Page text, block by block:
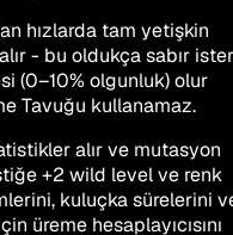
hızlarda tam yetişkin
- bu oldukça sabır
(0–10% olgunluk) olur
Tavuğu kullanamaz.
alır ve mutasyon
+2 wild level ve renk
kuluçka sürelerini
üreme hesaplayıcısını